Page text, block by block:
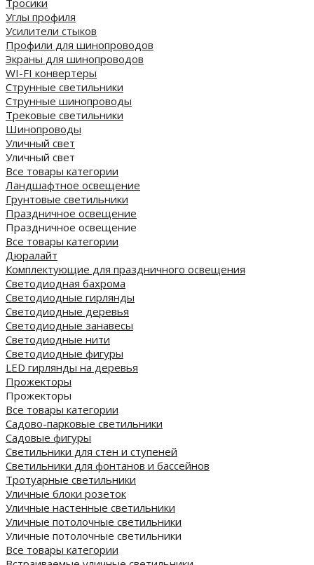
Тросики
Углы профиля
Усилители стыков
Профили для шинопроводов
Экраны для шинопроводов
WI-FI конвертеры
Струнные светильники
Струнные шинопроводы
Трековые светильники
Шинопроводы
Уличный свет
Уличный свет
Все товары категории
Ландшафтное освещение
Грунтовые светильники
Праздничное освещение
Праздничное освещение
Все товары категории
Дюралайт
Комплектующие для праздничного освещения
Светодиодная бахрома
Светодиодные гирлянды
Светодиодные деревья
Светодиодные занавесы
Светодиодные нити
Светодиодные фигуры
LED гирлянды на деревья
Прожекторы
Прожекторы
Все товары категории
Садово-парковые светильники
Садовые фигуры
Светильники для стен и ступеней
Светильники для фонтанов и бассейнов
Тротуарные светильники
Уличные блоки розеток
Уличные настенные светильники
Уличные потолочные светильники
Уличные потолочные светильники
Все товары категории